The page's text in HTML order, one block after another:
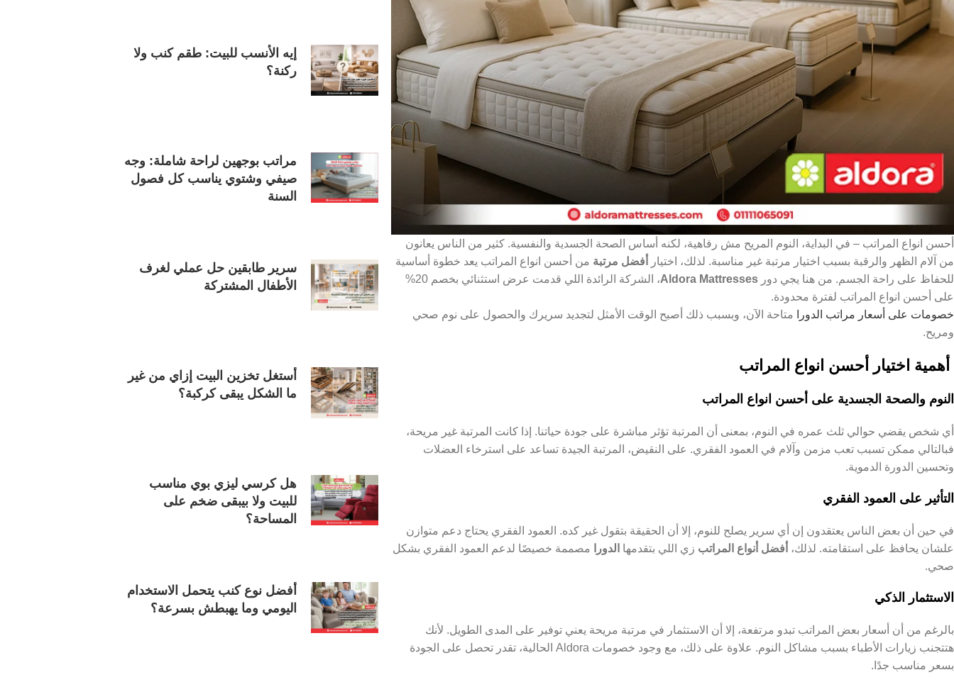
أحسن انواع المراتب – في البداية، النوم المريح مش رفاهية، لكنه أساس الصحة الجسدية والنفسية. كثير من الناس يعانون
من آلام الظهر والرقبة بسبب اختيار مرتبة غير مناسبة. لذلك، اختيار
أفضل مرتبة من أحسن انواع المراتب يعد خطوة أساسية
للحفاظ على راحة الجسم. من هنا يجي دور Aldora Mattresses
، الشركة الرائدة اللي قدمت عرض استثنائي بخصم 20%
على أحسن انواع المراتب لفترة محدودة.
خصومات على أسعار مراتب الدورا
متاحة الآن، وبسبب ذلك أصبح الوقت الأمثل لتجديد سريرك والحصول على نوم صحي
ومريح.
أهمية اختيار أحسن انواع المراتب
النوم والصحة الجسدية على أحسن انواع المراتب
أي شخص يقضي حوالي ثلث عمره في النوم، بمعنى أن المرتبة تؤثر مباشرة على جودة حياتنا. إذا كانت المرتبة غير مريحة،
فبالتالي ممكن تسبب تعب مزمن وآلام في العمود الفقري. على النقيض، المرتبة الجيدة تساعد على استرخاء العضلات
وتحسين الدورة الدموية.
التأثير على العمود الفقري
في حين أن بعض الناس يعتقدون إن أي سرير يصلح للنوم، إلا أن الحقيقة بتقول غير كده. العمود الفقري يحتاج دعم متوازن
علشان يحافظ على استقامته. لذلك، أفضل أنواع المراتب زي اللي بتقدمها الدورا
مصممة خصيصًا لدعم العمود الفقري بشكل
صحي.
الاستثمار الذكي
بالرغم من أن أسعار بعض المراتب تبدو مرتفعة، إلا أن الاستثمار في مرتبة مريحة يعني توفير على المدى الطويل. لأنك
هتتجنب زيارات الأطباء بسبب مشاكل النوم. علاوة على ذلك، مع وجود خصومات Aldora الحالية، تقدر تحصل على الجودة
بسعر مناسب جدًا.
إيه الأنسب للبيت: طقم كنب ولا
ركنة؟
مراتب بوجهين لراحة شاملة: وجه
صيفي وشتوي يناسب كل فصول
السنة
سرير طابقين حل عملي لغرف
الأطفال المشتركة
أستغل تخزين البيت إزاي من غير
ما الشكل يبقى كركبة؟
هل كرسي ليزي بوي مناسب
للبيت ولا بيبقى ضخم على
المساحة؟
أفضل نوع كنب يتحمل الاستخدام
اليومي وما يهبطش بسرعة؟